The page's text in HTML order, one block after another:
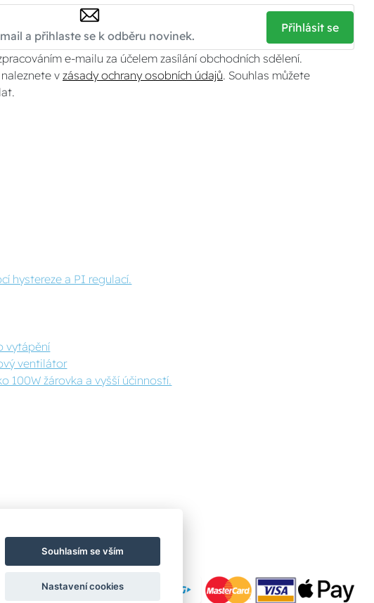
Přihlásit se
e-mailu za účelem zasílání obchodních sdělení.
vzásady ochrany osobních údajů. Souhlas můžete
hystereze a PI regulací.
vytápění
ventilátor
100W žárovka a vyšší účinností.
platba
Souhlasím se vším
Nastavení cookies